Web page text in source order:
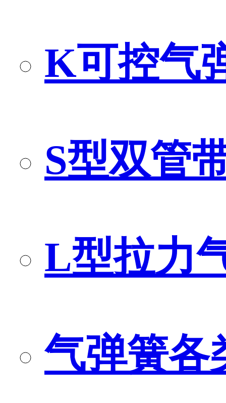
K可控气
S型双管
L型拉力
气弹簧各